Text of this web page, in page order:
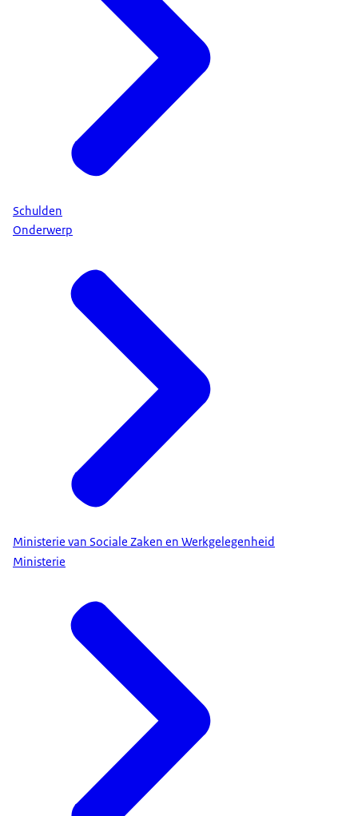
Schulden
Onderwerp
Ministerie van Sociale Zaken en Werkgelegenheid
Ministerie